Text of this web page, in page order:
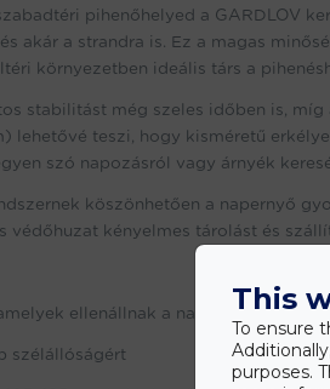
pihenőhelyed a GARDLOV
akár a strandra is. Ez a magas
környezetben ideális társ a
stabilitást még szeles időben is,
lehetővé teszi, hogy kisméretű
szó napozásról vagy árnyék
köszönhetően a napernyő
védőhuzat kényelmes tárolást és
ellenállnak a napsugárzásnak
szélállóságért
This
To ensure
purposes.